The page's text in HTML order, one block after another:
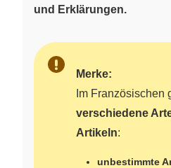
und Erklärungen.
Merke:
Im Französischen
verschiedene
Artikeln:
unbestimmte